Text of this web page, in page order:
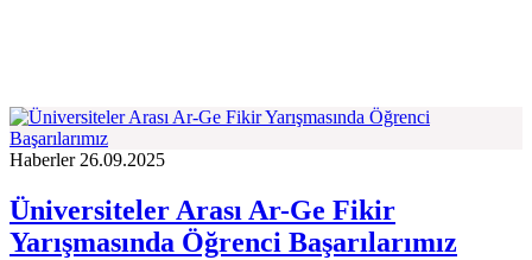
Haberler 26.09.2025
Üniversiteler Arası Ar-Ge Fikir
Yarışmasında Öğrenci Başarılarımız